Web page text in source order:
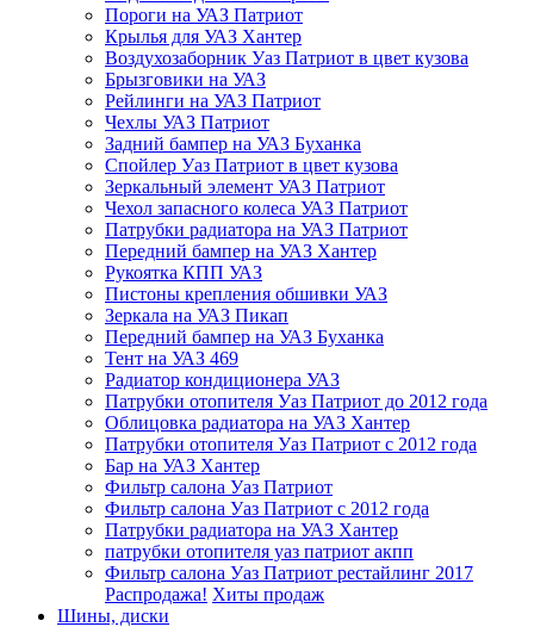
Пороги на УАЗ Патриот
Крылья для УАЗ Хантер
Воздухозаборник Уаз Патриот в цвет кузова
Брызговики на УАЗ
Рейлинги на УАЗ Патриот
Чехлы УАЗ Патриот
Задний бампер на УАЗ Буханка
Спойлер Уаз Патриот в цвет кузова
Зеркальный элемент УАЗ Патриот
Чехол запасного колеса УАЗ Патриот
Патрубки радиатора на УАЗ Патриот
Передний бампер на УАЗ Хантер
Рукоятка КПП УАЗ
Пистоны крепления обшивки УАЗ
Зеркала на УАЗ Пикап
Передний бампер на УАЗ Буханка
Тент на УАЗ 469
Радиатор кондиционера УАЗ
Патрубки отопителя Уаз Патриот до 2012 года
Облицовка радиатора на УАЗ Хантер
Патрубки отопителя Уаз Патриот с 2012 года
Бар на УАЗ Хантер
Фильтр салона Уаз Патриот
Фильтр салона Уаз Патриот с 2012 года
Патрубки радиатора на УАЗ Хантер
патрубки отопителя уаз патриот акпп
Фильтр салона Уаз Патриот рестайлинг 2017
Распродажа! Хиты продаж
Шины, диски